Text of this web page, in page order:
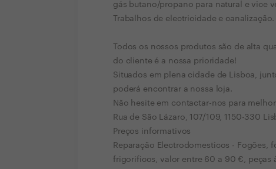
gás butano/propano para natural e vice
Trabalhos de electricidade e canalização.
Todos os nossos produtos são de alta
do cliente é a nossa prioridade!
Situados em plena cidade de Lisboa,
poderá encontrar a nossa loja.
Não hesite em contactar-nos para
Rua de São Lázaro, 107/109, 1150-330
Preços informativos
Reparação Electrodomesticos - Fogões,
frigorificos, valor entre 60 a 90 €, peças